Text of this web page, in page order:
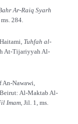
Ar-Raiq Syarh
284.
Tuhfah al-
At-Tijariyyah Al-
Nawawi,
Al-Maktab Al-
Imam , Jil. 1, ms.